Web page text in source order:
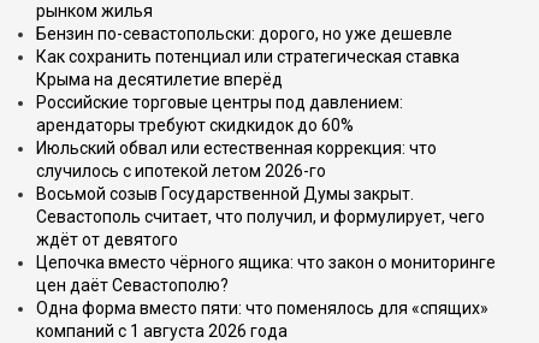
рынком жилья
Бензин по-севастопольски: дорого, но уже дешевле
Как сохранить потенциал или стратегическая ставка
Крыма на десятилетие вперёд
Российские торговые центры под давлением:
арендаторы требуют скидкидок до 60%
Июльский обвал или естественная коррекция: что
случилось с ипотекой летом 2026-го
Восьмой созыв Государственной Думы закрыт.
Севастополь считает, что получил, и формулирует, чего
ждёт от девятого
Цепочка вместо чёрного ящика: что закон о мониторинге
цен даёт Севастополю?
Одна форма вместо пяти: что поменялось для «спящих»
компаний с 1 августа 2026 года